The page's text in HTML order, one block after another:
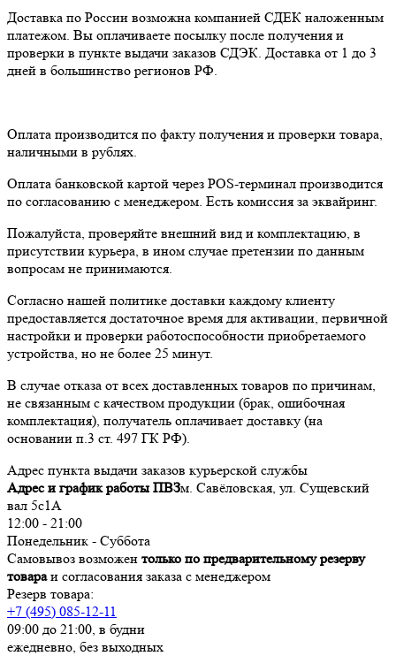
Доставка по России возможна компанией СДЕК наложенным
платежом. Вы оплачиваете посылку после получения и
проверки в пункте выдачи заказов СДЭК. Доставка от 1 до 3
дней в большинство регионов РФ.
Оплата производится по факту получения и проверки товара,
наличными в рублях.
Оплата банковской картой через POS-терминал производится
по согласованию с менеджером. Есть комиссия за эквайринг.
Пожалуйста, проверяйте внешний вид и комплектацию, в
присутствии курьера, в ином случае претензии по данным
вопросам не принимаются.
Согласно нашей политике доставки каждому клиенту
предоставляется достаточное время для активации, первичной
настройки и проверки работоспособности приобретаемого
устройства, но не более 25 минут.
В случае отказа от всех доставленных товаров по причинам,
не связанным с качеством продукции (брак, ошибочная
комплектация), получатель оплачивает доставку (на
основании п.3 ст. 497 ГК РФ).
Адрес пункта выдачи заказов курьерской службы
Адрес и график работы ПВЗм. Савёловская, ул. Сущевский
вал 5с1А
12:00 - 21:00
Понедельник - Суббота
Самовывоз возможен только по предварительному резерву
товараи согласования заказа с менеджером
Резерв товара:
+7 (495) 085-12-11
09:00 до 21:00, в будни
ежедневно, без выходных